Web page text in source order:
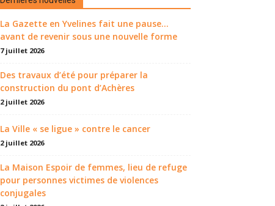
La Gazette en Yvelines fait une pause...
avant de revenir sous une nouvelle forme
7 juillet 2026
Des travaux d’été pour préparer la
construction du pont d’Achères
2 juillet 2026
La Ville « se ligue » contre le cancer
2 juillet 2026
La Maison Espoir de femmes, lieu de refuge
pour personnes victimes de violences
conjugales